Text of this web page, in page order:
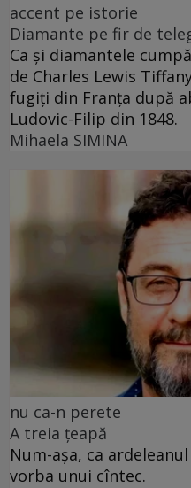
accent pe istorie
Diamante pe fir de
Ca și diamantele
de Charles Lewis
fugiți din Franța după
Ludovic-Filip din 1848.
Mihaela SIMINA
nu ca-n perete
A treia țeapă
Num-așa, ca
vorba unui cîntec.